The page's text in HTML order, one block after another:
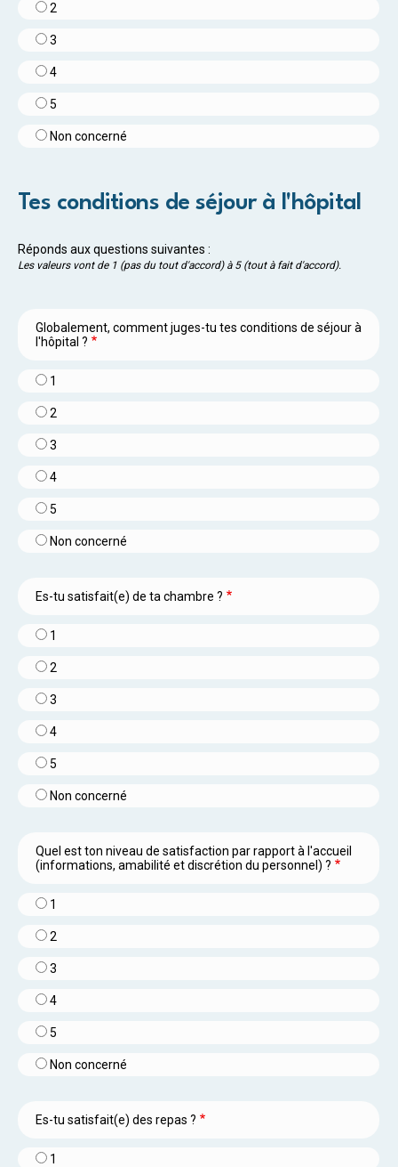
2
3
4
5
Non concerné
Tes conditions de séjour à l'hôpital
Réponds aux questions suivantes :
Les valeurs vont de 1 (pas du tout d'accord) à 5 (tout à fait d'accord).
Globalement, comment juges-tu tes conditions de séjour à
l'hôpital ?
1
2
3
4
5
Non concerné
Es-tu satisfait(e) de ta chambre ?
1
2
3
4
5
Non concerné
Quel est ton niveau de satisfaction par rapport à l'accueil
(informations, amabilité et discrétion du personnel) ?
1
2
3
4
5
Non concerné
Es-tu satisfait(e) des repas ?
1